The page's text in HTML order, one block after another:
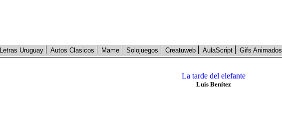
Letras Uruguay Autos Clasicos Mame Solojuegos Creatuweb AulaScript Gifs Animados
La tarde del elefante
Luis Benítez